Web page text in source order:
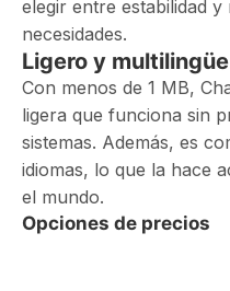
elegir entre estabilidad
necesidades.
Ligero y multilingüe
Con menos de 1 MB,
ligera que funciona sin
sistemas. Además, es
idiomas, lo que la hace
el mundo.
Opciones de precios